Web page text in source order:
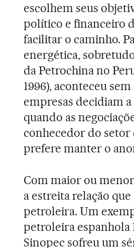
escolhem seus
político e financeiro
facilitar o caminho.
energética,
da Petrochina no
1996), aconteceu
empresas decidiam
quando as
conhecedor do setor
prefere manter o
Com maior ou
a estreita relação
petroleira. Um
petroleira espanhola
Sinopec sofreu um